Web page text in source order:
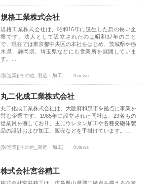
規格工業株式会社
規格工業株式会社は、昭和16年に誕生した息の長い企
業です。法人として設立されたのは昭和37年のこと
で、現在では東京都中央区の本社をはじめ、茨城県や栃
木県、静岡県、埼玉県などにも営業所を展開していま
す。…
[製造業][その他_製造・加工] 0views
丸二化成工業株式会社
丸二化成工業株式会社は、大阪府和泉市を拠点に事業を
営む企業です。1985年に設立された同社は、29名もの
従業員を擁しており、主にウレタン加工や各種発砲体製
品の設計および加工、販売などを手掛けています。…
[製造業][その他_製造・加工] 0views
株式会社宮谷精工